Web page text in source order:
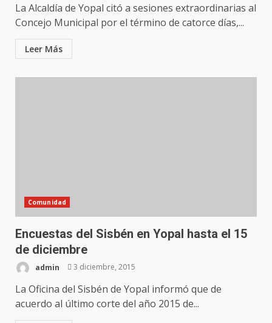
La Alcaldía de Yopal citó a sesiones extraordinarias al
Concejo Municipal por el término de catorce días,...
Leer Más
Comunidad
Encuestas del Sisbén en Yopal hasta el 15
de diciembre
admin 3 diciembre, 2015
La Oficina del Sisbén de Yopal informó que de
acuerdo al último corte del año 2015 de...